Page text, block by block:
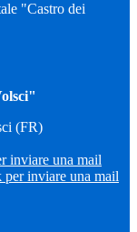
"Castro dei
(FR)
inviare una mail
inviare una mail